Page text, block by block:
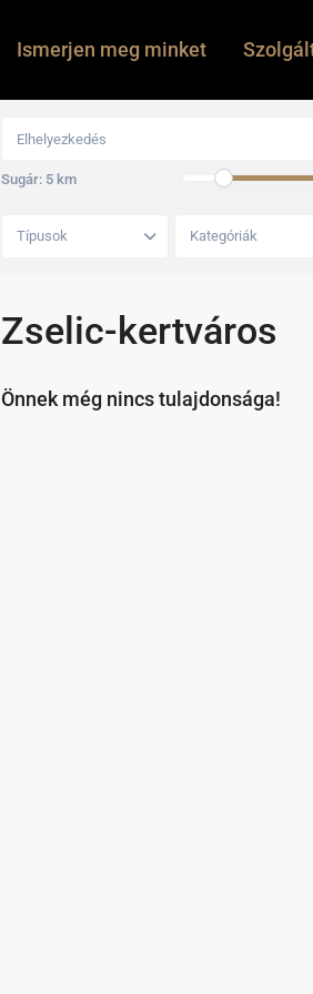
Ismerjen meg minket
Sugár: 5 km
Típusok Kategóriák
Zselic-kertváros
Önnek még nincs tulajdonsága!